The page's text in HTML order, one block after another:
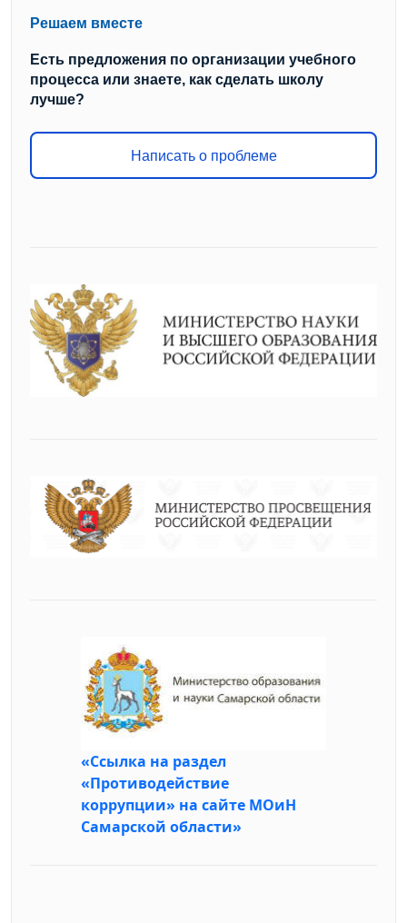
Решаем вместе
Есть предложения по организации учебного
процесса или знаете, как сделать школу
лучше?
Написать о проблеме
«Ссылка на раздел
«Противодействие
коррупции» на сайте МОиН
Самарской области»